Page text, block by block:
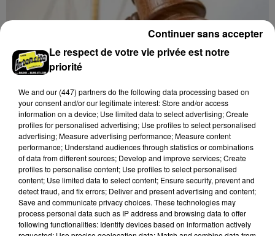
17h01
LE COUDRAY - VENTE AUX ENCHÈRES
BIMENSUELLE
Mardi 1er, 15 et 29 septembre, 6 et 27 octobre, 10
novembre, 1er décembre à 9h30 à l'espace des
ventes du Coudray : vente aux enchères bimensuelle.
Le respect de votre vie privée est notre
priorité
We and our (447) partnersdo the following data processing based on
your consent and/or our legitimate interest: Store and/or access
information on a device; Use limited data to select advertising; Create
profiles for personalised advertising; Use profiles to select personalised
advertising; Measure advertising performance; Measure content
performance; Understand audiences through statistics or combinations
of data from different sources; Develop and improve services; Create
profiles to personalise content; Use profiles to select personalised
content; Use limited data to select content; Ensure security, prevent and
detect fraud, and fix errors; Deliver and present advertising and content;
Save and communicate privacy choices. These technologies may
process personal data such as IP address and browsing data to offer
following functionalities: Identify devices based on information actively
Continuer sans accepter